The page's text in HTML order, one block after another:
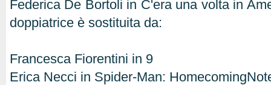
Federica De Bortoli in C'era una volta in
doppiatrice è sostituita da:
Francesca Fiorentini in 9
Erica Necci in Spider-Man: